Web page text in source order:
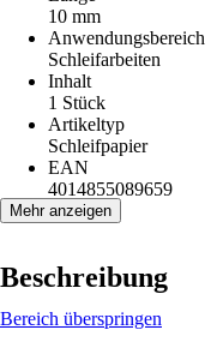
10 mm
Anwendungsbereich
Schleifarbeiten
Inhalt
1 Stück
Artikeltyp
Schleifpapier
EAN
4014855089659
Mehr anzeigen
Beschreibung
Bereich überspringen